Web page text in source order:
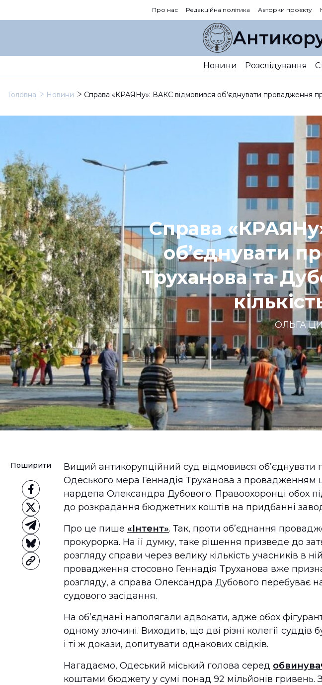
Про нас Редакційна політика Авторки проєкту
Новини Розслідування
Головна Новини Справа «КРАЯНу»: ВАКС відмовився об’єднувати провадження
Справа
об’єднувати
Труханова та
ОЛЬГА
Поширити
Вищий антикорупційний суд відмовився
Одеського мера Геннадія Труханова з
нардепа Олександра Дубового. Правоохоронці обох
до розкрадання бюджетних коштів на придбанні
Про це пише «Інтент». Так, проти об’єднання
прокурорка. На її думку, таке рішення призведе до
розгляду справи через велику кількість учасників в
провадження стосовно Геннадія Труханова вже
розгляду, а справа Олександра Дубового перебуває на
судового засідання.
На об’єднані наполягали адвокати, адже обох
одному злочині. Виходить, що дві різні колегії суддів
і ті ж докази, допитувати однакових свідків.
Нагадаємо, Одеський міський голова серед
коштами бюджету у сумі понад 92 мільйонів гривень.